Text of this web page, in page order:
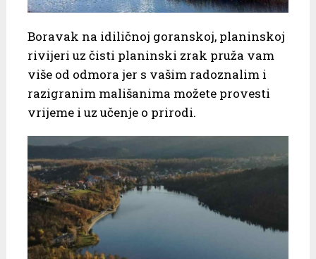
Boravak na idiličnoj goranskoj, planinskoj
rivijeri uz čisti planinski zrak pruža vam
više od odmora jer s vašim radoznalim i
razigranim mališanima možete provesti
vrijeme i uz učenje o prirodi.